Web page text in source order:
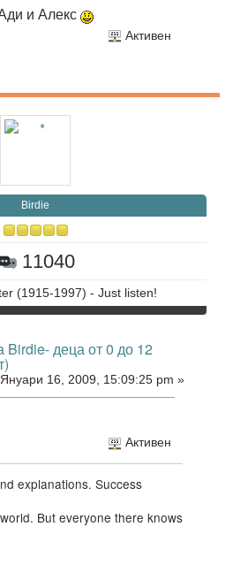
и Алекс
Активен
Birdie
11040
(1915-1997) - Just listen!
деца от 0 до 12
Януари 16, 2009, 15:09:25 pm »
Активен
explanations. Success
But everyone there knows